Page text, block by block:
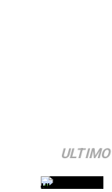
ULTIMO